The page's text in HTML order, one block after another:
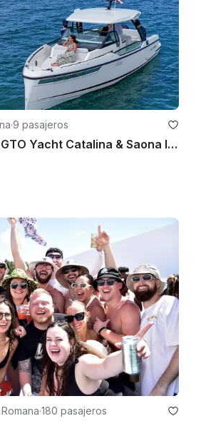
·9 pasajeros
2025 Saxdor 320GTO Yacht Catalina & Saona Island Excursion
·180 pasajeros